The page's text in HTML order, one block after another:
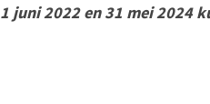
1 juni 2022 en 31 mei 2024